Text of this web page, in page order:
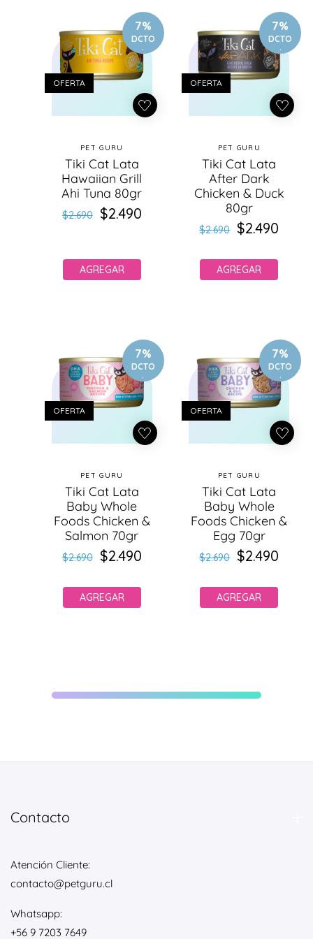
7%
DCTO
.
OFERTA
Proveedor:
PET GURU
Tiki Cat Lata
Hawaiian Grill
Ahi Tuna 80gr
Precio
$2.690
Precio
$2.490
AGREGAR
7%
DCTO
.
OFERTA
Proveedor:
PET GURU
Tiki Cat Lata
After Dark
Chicken & Duck
80gr
Precio
$2.690
Precio
oferta
$2.490
AGREGAR
7%
DCTO
.
OFERTA
Proveedor:
PET GURU
Tiki Cat Lata
Baby Whole
Foods Chicken &
Salmon 70gr
Precio
$2.690
Precio
oferta
$2.490
AGREGAR
7%
DCTO
.
OFERTA
Proveedor:
PET GURU
Tiki Cat Lata
Baby Whole
Foods Chicken &
Egg 70gr
Precio
$2.690
Precio
oferta
$2.490
AGREGAR
Contacto
Atención Cliente:
contacto@petguru.cl
Whatsapp:
+56 9 7203 7649